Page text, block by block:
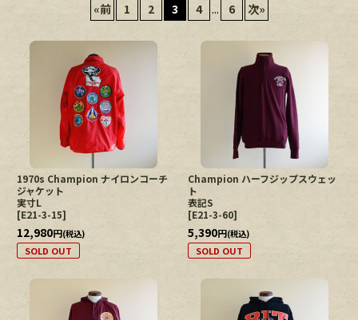
«前 1 2 3 4 ... 6 次»
1970s Champion ナイロンコーチ
ジャケット
実寸L
[E21-3-15]
12,980円(税込)
SOLD OUT
Champion ハーフジップスウェッ
ト
表記S
[E21-3-60]
5,390円(税込)
SOLD OUT